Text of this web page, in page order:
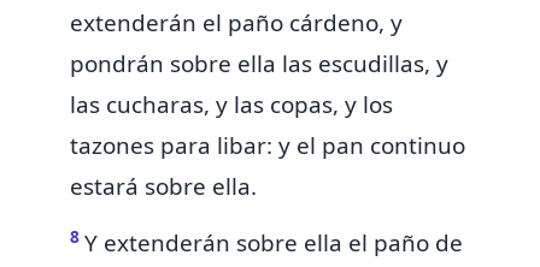
extenderán el paño cárdeno, y
pondrán sobre ella las escudillas, y
las cucharas, y las copas, y los
tazones para libar: y el pan continuo
estará sobre ella.
8 Y extenderán sobre ella el paño de